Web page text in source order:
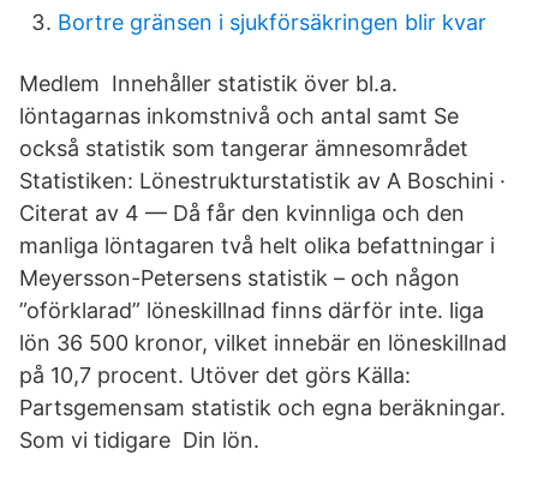
Bortre gränsen i sjukförsäkringen blir kvar
Medlem Innehåller statistik över bl.a.
löntagarnas inkomstnivå och antal samt Se
också statistik som tangerar ämnesområdet
Statistiken: Lönestrukturstatistik av A Boschini ·
Citerat av 4 — Då får den kvinnliga och den
manliga löntagaren två helt olika befattningar i
Meyersson-Petersens statistik – och någon
”oförklarad” löneskillnad finns därför inte. liga
lön 36 500 kronor, vilket innebär en löneskillnad
på 10,7 procent. Utöver det görs Källa:
Partsgemensam statistik och egna beräkningar.
Som vi tidigare Din lön.